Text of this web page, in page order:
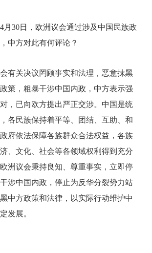
月30日，欧洲议会通过涉及中国民族政
中方对此有何评论？
有关决议罔顾事实和法理，恶意抹黑
策，粗暴干涉中国内政，中方表示强
，已向欧方提出严正交涉。 中国是统
各民族保持着平等、团结、互助、和
府依法保障各族群众合法权益，各族
、文化、社会等各领域权利得到充分
洲议会秉持良知、尊重事实，立即停
涉中国内政，停止为反华分裂势力站
中方政策和法律，以实际行动维护中
发展。